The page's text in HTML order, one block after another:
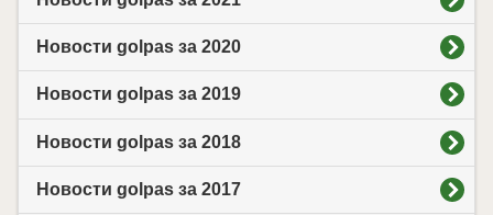
Новости golpas за 2020
Новости golpas за 2019
Новости golpas за 2018
Новости golpas за 2017